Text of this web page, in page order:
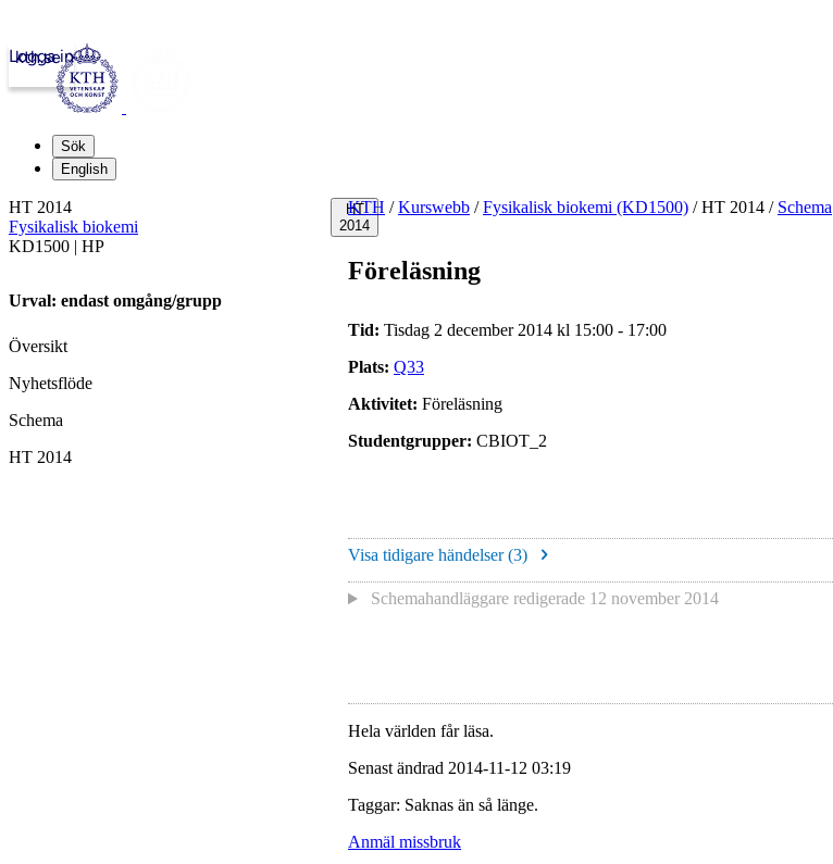
kth.se
Logga in
Sök
English
HT
2014
KTH / Kurswebb / Fysikalisk biokemi (KD1500) /HT 2014 / Schema
Föreläsning
Tid: Tisdag 2 december 2014 kl 15:00 - 17:00
Plats: Q33
Aktivitet: Föreläsning
Studentgrupper: CBIOT_2
Visa tidigare händelser (3)
Schemahandläggare redigerade 12 november 2014
Hela världen får läsa.
Senast ändrad 2014-11-12 03:19
Taggar: Saknas än så länge.
Anmäl missbruk
HT 2014
Fysikalisk biokemi
KD1500 | HP
Urval: endast omgång/grupp
Översikt
Nyhetsflöde
Schema
HT 2014